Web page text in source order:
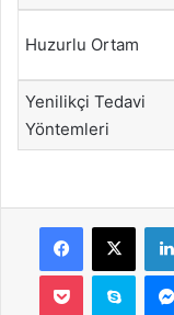
Huzurlu Ortam
Yenilikçi Tedavi
Yöntemleri
Facebook
X
Pocket